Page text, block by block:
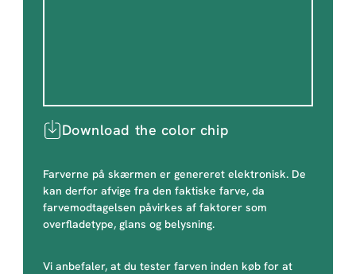
Download the color chip
Farverne på skærmen er genereret elektronisk. De
kan derfor afvige fra den faktiske farve, da
farvemodtagelsen påvirkes af faktorer som
overfladetype, glans og belysning.
Vi anbefaler, at du tester farven inden køb for at